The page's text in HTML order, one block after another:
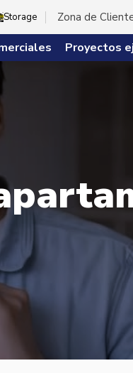
Storage Zona de
Proyectos